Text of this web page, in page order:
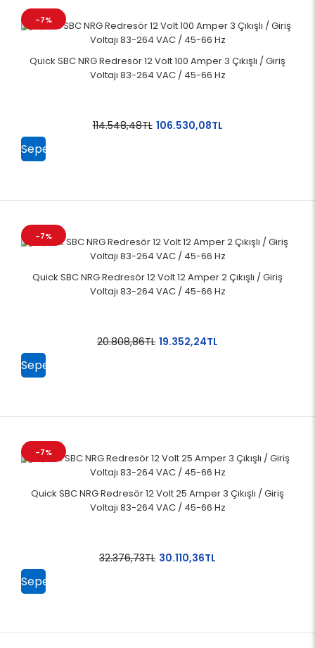
-7%
Quick SBC NRG Redresör 12 Volt 100 Amper 3 Çıkışlı / Giriş
Voltajı 83-264 VAC / 45-66 Hz
114.548,48TL 106.530,08TL
Sepete
Ekle
-7%
Quick SBC NRG Redresör 12 Volt 12 Amper 2 Çıkışlı / Giriş
Voltajı 83-264 VAC / 45-66 Hz
20.808,86TL 19.352,24TL
Sepete
Ekle
-7%
Quick SBC NRG Redresör 12 Volt 25 Amper 3 Çıkışlı / Giriş
Voltajı 83-264 VAC / 45-66 Hz
32.376,73TL 30.110,36TL
Sepete
Ekle